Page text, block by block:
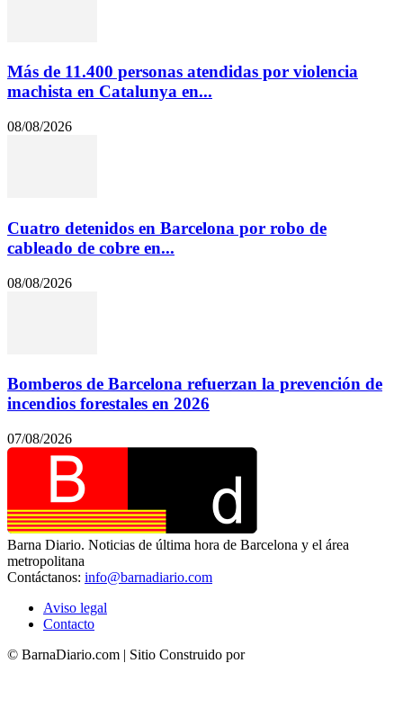
Más de 11.400 personas atendidas por violencia
machista en Catalunya en...
08/08/2026
Cuatro detenidos en Barcelona por robo de
cableado de cobre en...
08/08/2026
Bomberos de Barcelona refuerzan la prevención de
incendios forestales en 2026
07/08/2026
Barna Diario. Noticias de última hora de Barcelona y el área
metropolitana
Contáctanos: info@barnadiario.com
Aviso legal
Contacto
© BarnaDiario.com | Sitio Construido por